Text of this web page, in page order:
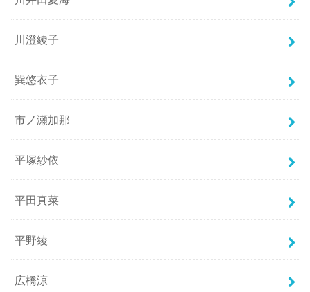
川澄綾子
巽悠衣子
市ノ瀬加那
平塚紗依
平田真菜
平野綾
広橋涼